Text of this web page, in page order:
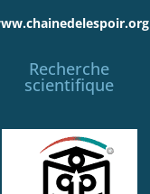
Recherche
scientifique